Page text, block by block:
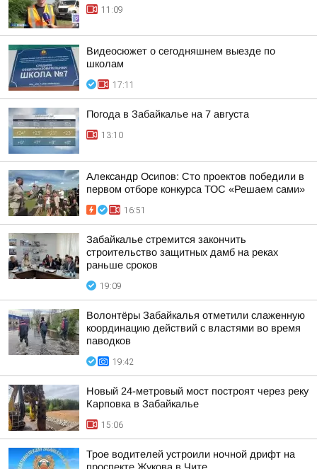
11:09
Видеосюжет о сегодняшнем выезде по
школам
17:11
Погода в Забайкалье на 7 августа
13:10
Александр Осипов: Сто проектов победили в
первом отборе конкурса ТОС «Решаем сами»
16:51
Забайкалье стремится закончить
строительство защитных дамб на реках
раньше сроков
19:09
Волонтёры Забайкалья отметили слаженную
координацию действий с властями во время
паводков
19:42
Новый 24-метровый мост построят через реку
Карповка в Забайкалье
15:06
Трое водителей устроили ночной дрифт на